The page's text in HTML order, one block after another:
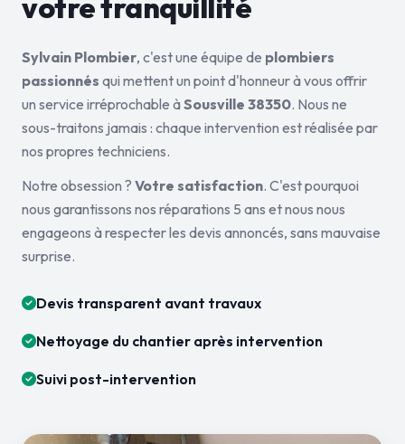
votre tranquillité
Sylvain Plombier, c'est une équipe de plombiers
passionnés qui mettent un point d'honneur à vous offrir
un service irréprochable àSousville 38350. Nous ne
sous-traitons jamais : chaque intervention est réalisée par
nos propres techniciens.
Notre obsession ? Votre satisfaction. C'est pourquoi
nous garantissons nos réparations 5 ans et nous nous
engageons à respecter les devis annoncés, sans mauvaise
surprise.
Devis transparent avant travaux
Nettoyage du chantier après intervention
Suivi post-intervention